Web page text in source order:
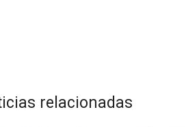
relacionadas